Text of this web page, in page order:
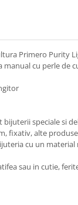
Primero Purity
manual cu perle de
bijuterii speciale si
fixativ, alte
cu un
sau in cutie,